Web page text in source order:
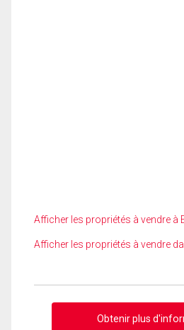
Afficher les propriétés à vendre à
Afficher les propriétés à vendre
Obtenir plus